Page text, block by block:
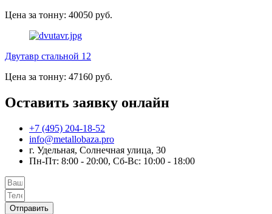
Цена за тонну: 40050 руб.
Двутавр стальной 12
Цена за тонну: 47160 руб.
Оставить заявку онлайн
+7 (495) 204-18-52
info@metallobaza.pro
г. Удельная, Солнечная улица, 30
Пн-Пт: 8:00 - 20:00, Сб-Вс: 10:00 - 18:00
Отправить